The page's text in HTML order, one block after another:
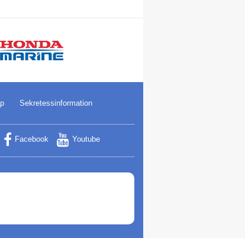
Sekretessinformation
Facebook Youtube